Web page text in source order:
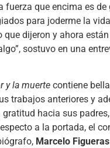
fuerza que encima es de
para joderme la
que dijeron y ahora
sostuvo en una
y la muerte contiene
trabajos anteriores y
gratitud hacia sus
a la portada, el
Marcelo Figueras